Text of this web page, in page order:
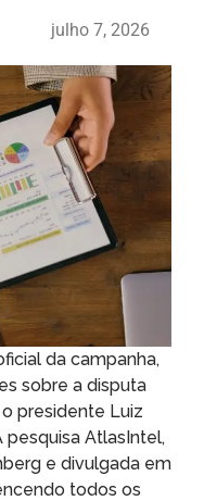
julho 7, 2026
da campanha,
sobre a disputa
presidente Luiz
pesquisa AtlasIntel,
e divulgada em
todos os